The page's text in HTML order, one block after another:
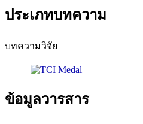
ประเภทบทความ
บทความวิจัย
ข้อมูลวารสาร